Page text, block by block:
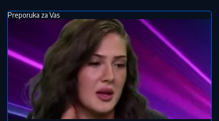
Preporuka za Vas